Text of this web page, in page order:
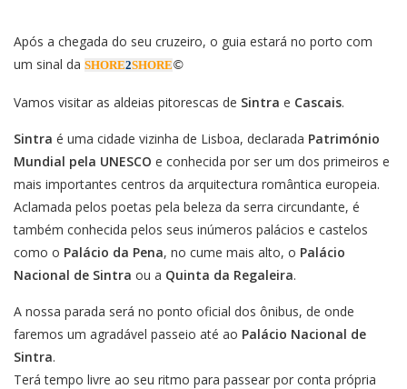
Após a chegada do seu cruzeiro, o guia estará no porto com
um sinal da SHORE2SHORE©
Vamos visitar as aldeias pitorescas de Sintra e Cascais.
Sintra é uma cidade vizinha de Lisboa, declarada Património
Mundial pela UNESCO e conhecida por ser um dos primeiros e
mais importantes centros da arquitectura romântica europeia.
Aclamada pelos poetas pela beleza da serra circundante, é
também conhecida pelos seus inúmeros palácios e castelos
como o Palácio da Pena, no cume mais alto, o Palácio
Nacional de Sintra ou a Quinta da Regaleira.
A nossa parada será no ponto oficial dos ônibus, de onde
faremos um agradável passeio até ao Palácio Nacional de
Sintra.
Terá tempo livre ao seu ritmo para passear por conta própria